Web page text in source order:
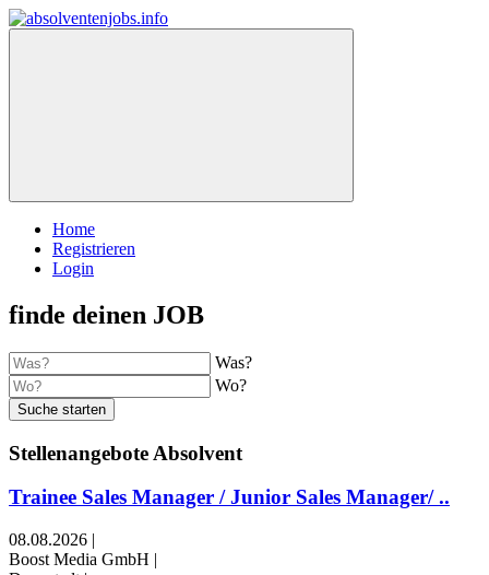
Home
Registrieren
Login
finde deinen JOB
Was?
Wo?
Suche starten
Stellenangebote Absolvent
Trainee Sales Manager / Junior Sales Manager/ ..
08.08.2026 |
Boost Media GmbH |